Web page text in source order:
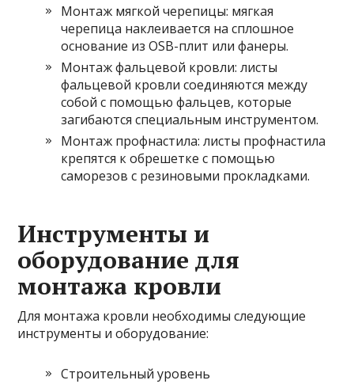
Монтаж мягкой черепицы: мягкая
черепица наклеивается на сплошное
основание из OSB-плит или фанеры.
Монтаж фальцевой кровли: листы
фальцевой кровли соединяются между
собой с помощью фальцев, которые
загибаются специальным инструментом.
Монтаж профнастила: листы профнастила
крепятся к обрешетке с помощью
саморезов с резиновыми прокладками.
Инструменты и
оборудование для
монтажа кровли
Для монтажа кровли необходимы следующие
инструменты и оборудование:
Строительный уровень